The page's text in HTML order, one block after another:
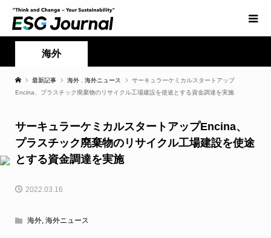
海外
最新記事 海外 海外ニュース
サーキュラーケミカルスタートアップ
Encina、プラスチック廃棄物のリサイクル工場建設を使途とする資金調達を実施
サーキュラーケミカルスタートアップEncina、
プラスチック廃棄物のリサイクル工場建設を使途
とする資金調達を実施
2022.03.16
海外, 海外ニュース